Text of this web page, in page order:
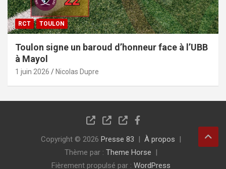
RCT TOULON
Toulon signe un baroud d’honneur face à l’UBB
à Mayol
1 juin 2026 Nicolas Dupre
Copyright © 2026 Presse 83
À propos
Thème par : Theme Horse
Fièrement propulsé par : WordPress